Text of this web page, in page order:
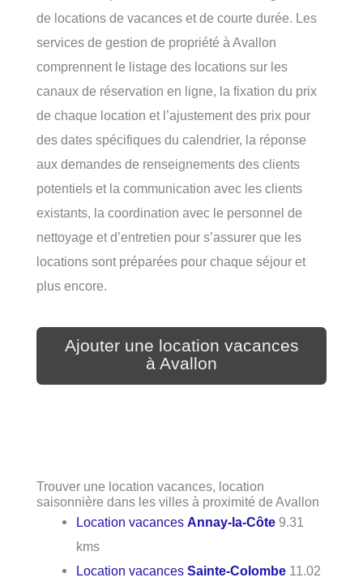
de locations de vacances et de courte durée. Les
services de gestion de propriété à Avallon
comprennent le listage des locations sur les
canaux de réservation en ligne, la fixation du prix
de chaque location et l’ajustement des prix pour
des dates spécifiques du calendrier, la réponse
aux demandes de renseignements des clients
potentiels et la communication avec les clients
existants, la coordination avec le personnel de
nettoyage et d’entretien pour s’assurer que les
locations sont préparées pour chaque séjour et
plus encore.
Ajouter une location vacances
à Avallon
Trouver une location vacances, location
saisonnière dans les villes à proximité de Avallon
Location vacancesAnnay-la-Côte 9.31
kms
Location vacancesSainte-Colombe 11.02